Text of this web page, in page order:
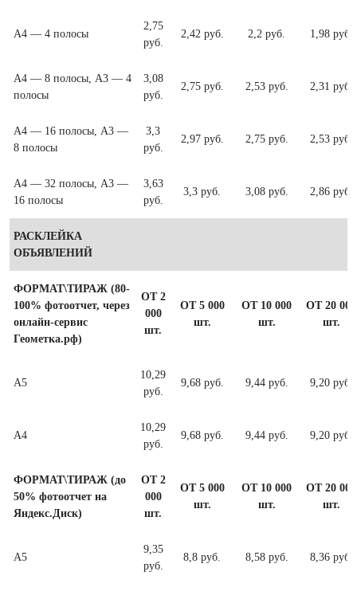
А4 — 4 полосы
2,75
руб.
2,42 руб. 2,2 руб. 1,98 руб.
А4 — 8 полосы, А3 — 4
полосы
3,08
руб.
2,75 руб. 2,53 руб. 2,31 руб.
А4 — 16 полосы, А3 —
8 полосы
3,3
руб.
2,97 руб. 2,75 руб. 2,53 руб.
А4 — 32 полосы, А3 —
16 полосы
3,63
руб.
3,3 руб. 3,08 руб. 2,86 руб.
РАСКЛЕЙКА
ОБЪЯВЛЕНИЙ
ФОРМАТ\ТИРАЖ (80-
100% фотоотчет, через
онлайн-сервис
Геометка.рф)
ОТ 2
000
шт.
ОТ 5 000
шт.
ОТ 10 000
шт.
ОТ 20 000
шт.
А5
10,29
руб.
9,68 руб. 9,44 руб. 9,20 руб.
А4
10,29
руб.
9,68 руб. 9,44 руб. 9,20 руб.
ФОРМАТ\ТИРАЖ (до
50% фотоотчет на
Яндекс.Диск)
ОТ 2
000
шт.
ОТ 5 000
шт.
ОТ 10 000
шт.
ОТ 20 000
шт.
А5
9,35
руб.
8,8 руб. 8,58 руб. 8,36 руб.